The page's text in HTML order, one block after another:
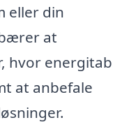
eller din
at
hvor energitab
at anbefale